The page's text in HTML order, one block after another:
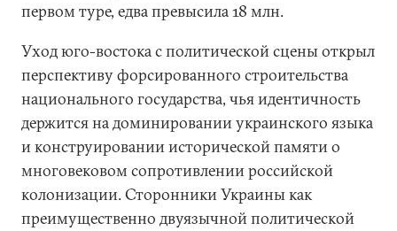
первом туре, едва превысила 18 млн.
Уход юго-востока с политической сцены открыл
перспективу форсированного строительства
национального государства, чья идентичность
держится на доминировании украинского языка
и конструировании исторической памяти о
многовековом сопротивлении российской
колонизации. Сторонники Украины как
преимущественно двуязычной политической